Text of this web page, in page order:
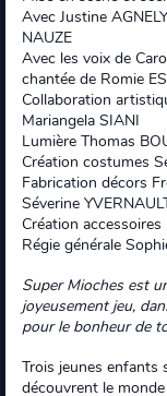
Avec Justine
NAUZE
Avec les voix de
chantée de Romie
Collaboration
Mariangela SIANI
Lumière Thomas
Création costumes
Fabrication décors
Séverine
Création accessoires
Régie générale
Super Mioches est
joyeusement jeu,
pour le bonheur de
Trois jeunes enfants
découvrent le